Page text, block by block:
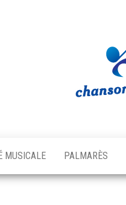
MUSICALE PALMARÈS